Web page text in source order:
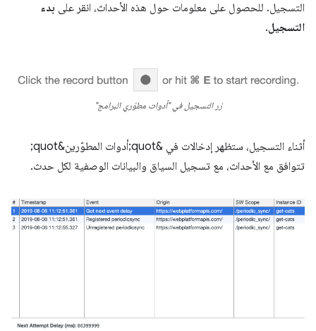
التسجيل. للحصول على معلومات حول هذه الأحداث، انقر على بدء
التسجيل.
زر التسجيل في "أدوات مطوّري البرامج"
أثناء التسجيل، ستظهر إدخالات في &quot;أدوات المطوّرين&quot;
تتوافق مع الأحداث، مع تسجيل السياق والبيانات الوصفية لكل حدث.